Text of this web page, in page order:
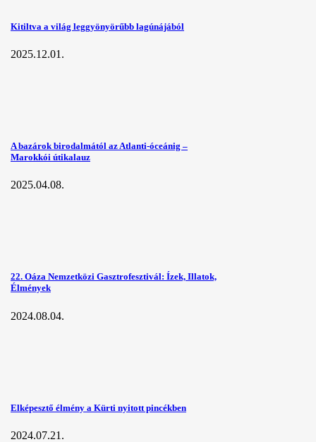
Kitiltva a világ leggyönyörűbb lagúnájából
2025.12.01.
A bazárok birodalmától az Atlanti-óceánig –
Marokkói útikalauz
2025.04.08.
22. Oáza Nemzetközi Gasztrofesztivál: Ízek, Illatok,
Élmények
2024.08.04.
Elképesztő élmény a Kürti nyitott pincékben
2024.07.21.